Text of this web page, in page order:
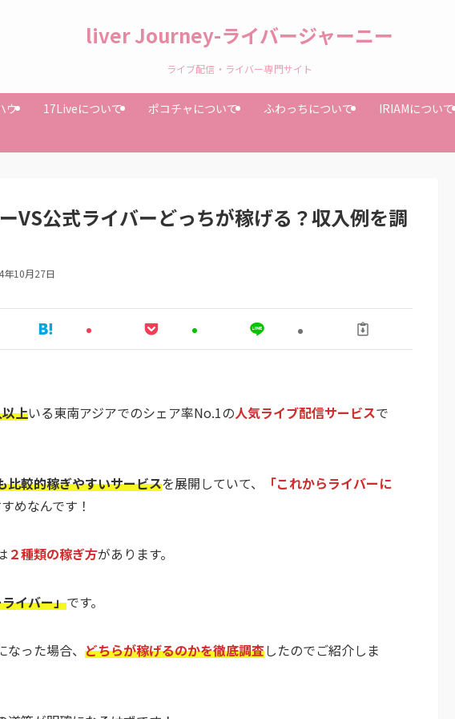
liver Journey-ライバージャーニー
ライブ配信・ライバー専門サイト
ウ 17Liveについて ポコチャについて ふわっちについて IRIAMについて
VS公式ライバーどっちが稼げる？収入例を調
年10月27日
上いる東南アジアでのシェア率No.1の人気ライブ配信サービスで
比較的稼ぎやすいサービスを展開していて、
「これからライバーに
めなんです！
２種類の稼ぎ方があります。
イバー」です。
った場合、 どちらが稼げるのかを徹底調査したのでご紹介しま